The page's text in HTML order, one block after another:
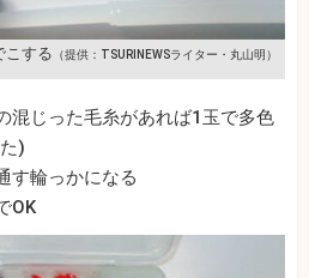
こする （提供：TSURINEWSライター・丸山明）
混じった毛糸があれば1玉で多色
)
す輪っかになる
OK